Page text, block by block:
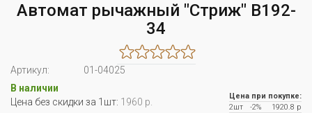
Автомат рычажный "Стриж" B192-
34
Артикул:
01-04025
В наличии
Цена без скидки за 1шт: 1960 р.
Цена при покупке:
2шт
-2%
1920.8 р